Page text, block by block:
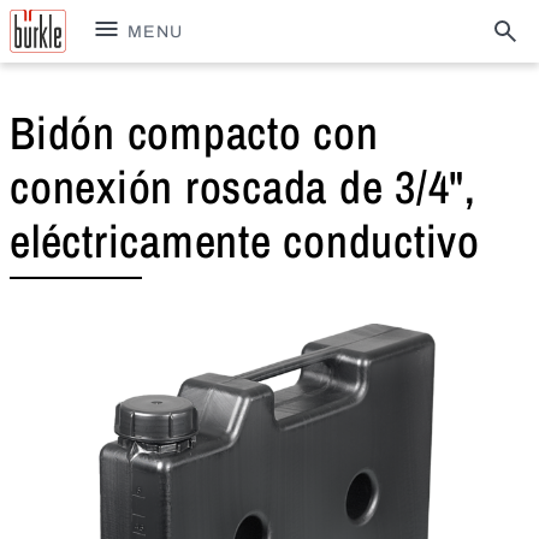
MENU
Bidón compacto con
conexión roscada de 3/4",
eléctricamente conductivo